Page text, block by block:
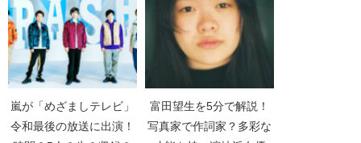
【2人ロケ】
嵐が「めざましテレビ」
令和最後の放送に出演！
富田望生を5分で解説！
写真家で作詞家？多彩な